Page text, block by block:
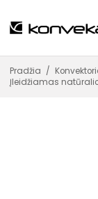
Pradžia /
Įleidžiamas